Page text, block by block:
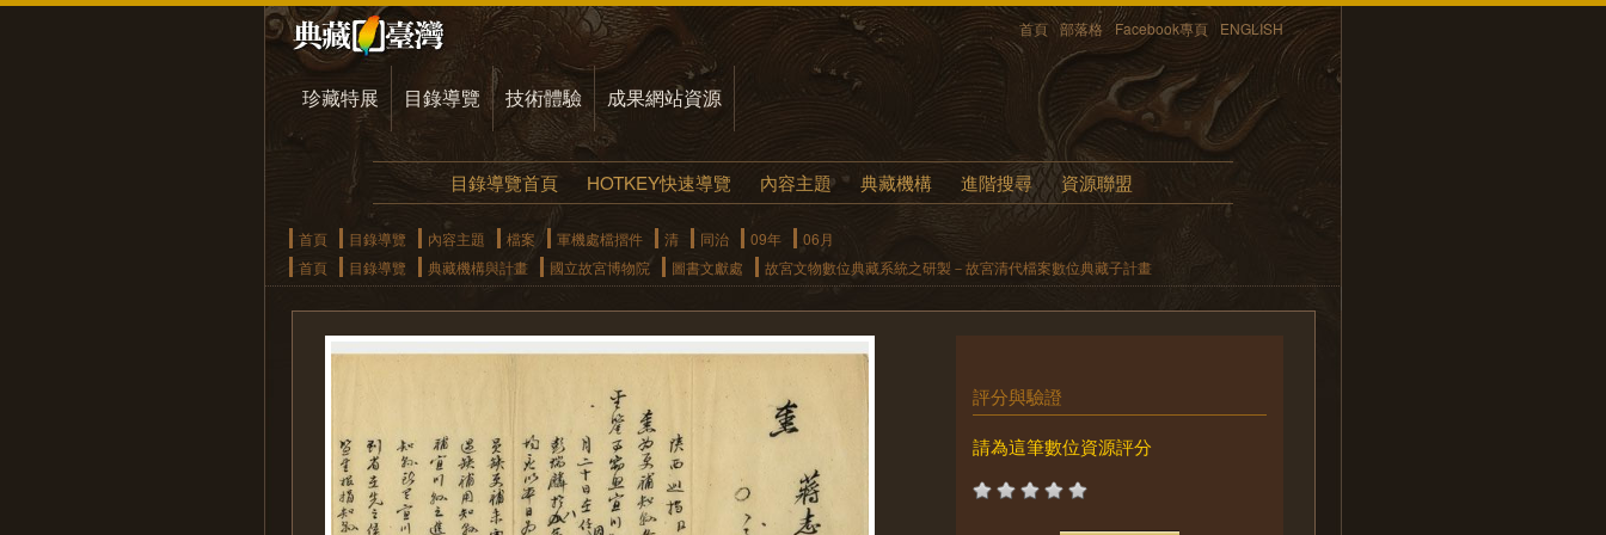
首頁 部落格 Facebook專頁 ENGLISH
珍藏特展 目錄導覽 技術體驗 成果網站資源
目錄導覽首頁 HOTKEY快速導覽 內容主題 典藏機構 進階搜尋 資源聯盟
首頁 目錄導覽 內容主題 檔案 軍機處檔摺件 清 同治 09年
06月
首頁
目錄導覽 典藏機構與計畫 國立故宮博物院 圖書文獻處 故宮文物數位典藏系統之研製－故宮清代檔案數位典藏子計畫
評分與驗證
請為這筆數位資源評分